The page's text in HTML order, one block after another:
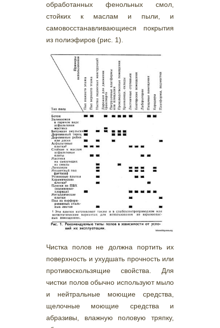
обработанных фенольных смол,
стойких к маслам и пыли, и
самовосстанавливающиеся покрытия
из полиэфиров (рис. 1).
Чистка полов не должна портить их
поверхность и ухудшать прочность или
противоскользящие свойства. Для
чистки полов обычно используют мыло
и нейтральные моющие средства,
щелочные моющие средства и
абразивы, влажную половую тряпку,